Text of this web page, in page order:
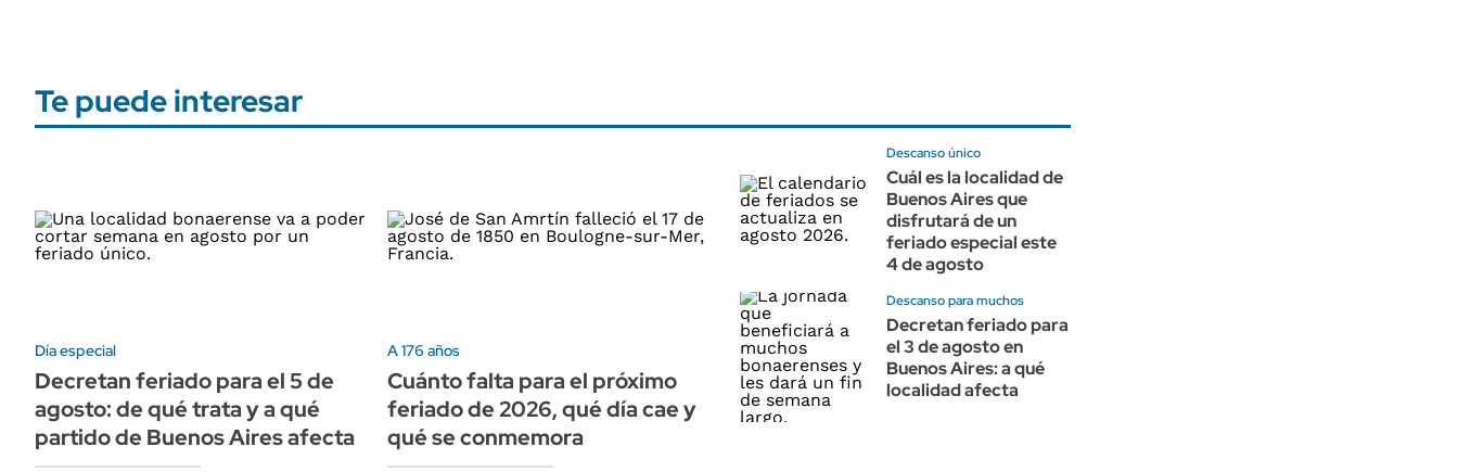
Te puede interesar
Día especial
Decretan feriado para el 5 de
agosto: de qué trata y a qué
partido de Buenos Aires afecta
A 176 años
Cuánto falta para el próximo
feriado de 2026, qué día cae y
qué se conmemora
Descanso único
Cuál es la localidad de
Buenos Aires que
disfrutará de un
feriado especial este
4 de agosto
Descanso para muchos
Decretan feriado para
el 3 de agosto en
Buenos Aires: a qué
localidad afecta